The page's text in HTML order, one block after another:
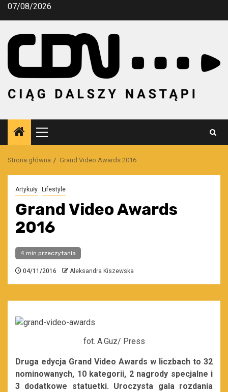
Przejdź
07/08/2026
Menu
główne
Strona główna Grand Video Awards 2016
Artykuły Lifestyle
Grand Video Awards
2016
4 min przeczytania
04/11/2016 Aleksandra Kiszewska
fot. A.Guz/ Press
Druga edycja Grand Video Awards w liczbach to 32
nominowanych, 10 kategorii, 2 nagrody specjalne i
3 dodatkowe statuetki. Uroczysta gala rozdania